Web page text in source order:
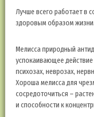
Лучше всего работает в
здоровым образом жизни.
Мелисса природный
успокаивающее
психозах, неврозах,
Хороша мелисса для
сосредоточиться –
и способности к